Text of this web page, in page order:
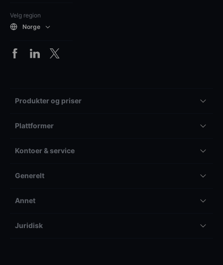
Velg region
Norge
Produkter og priser
Plattformer
Kontoer & service
Generelt
Annet
Juridisk